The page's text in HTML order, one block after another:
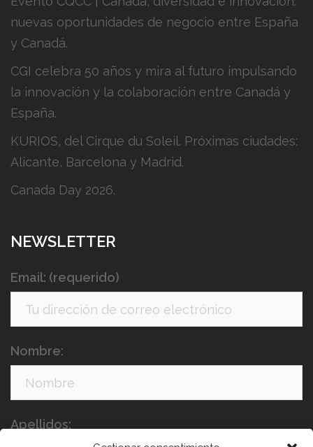
nuevas oportunidades de negocio entre España
y Canadá.
CGI celebra 50 años y mira al futuro impulsando
la innovación y la colaboración entre Canadá y
España.
KURIOS, del Cirque du Soleil. Próximas ciudades:
Alicante, Barcelona y Madrid.
Canada Day 2026.
NEWSLETTER
Email: (requerido)
Nombre:
Apellidos: